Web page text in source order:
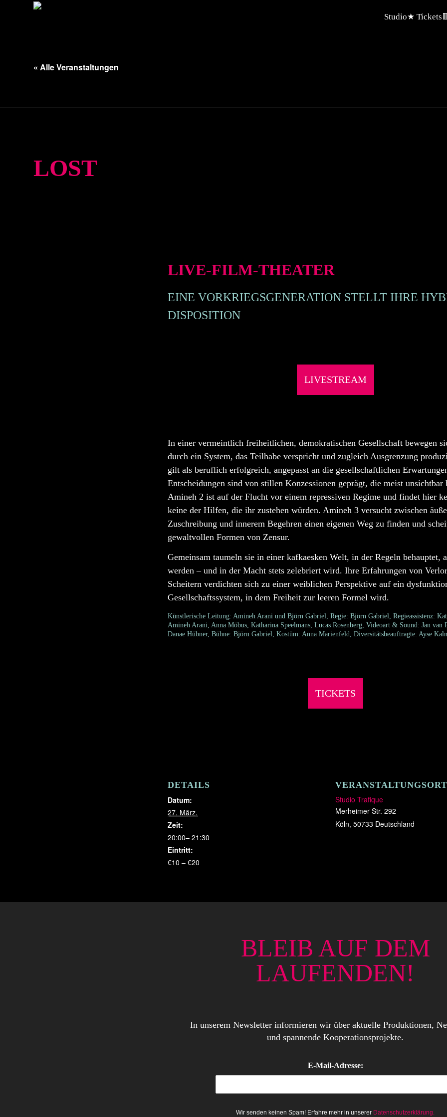
Studio★ Tickets
« Alle Veranstaltungen
LOST
LIVE-FILM-THEATER
EINE VORKRIEGSGENERATION STELLT IHRE
DISPOSITION
LIVESTREAM
In einer vermeintlich freiheitlichen, demokratischen Gesellschaft bewegen
durch ein System, das Teilhabe verspricht und zugleich Ausgrenzung
gilt als beruflich erfolgreich, angepasst an die gesellschaftlichen
Entscheidungen sind von stillen Konzessionen geprägt, die meist unsichtbar
Amineh 2 ist auf der Flucht vor einem repressiven Regime und findet hier
keine der Hilfen, die ihr zustehen würden. Amineh 3 versucht zwischen
Zuschreibung und innerem Begehren einen eigenen Weg zu finden und
gewaltvollen Formen von Zensur.
Gemeinsam taumeln sie in einer kafkaesken Welt, in der Regeln behauptet,
werden – und in der Macht stets zelebriert wird. Ihre Erfahrungen von
Scheitern verdichten sich zu einer weiblichen Perspektive auf ein
Gesellschaftssystem, in dem Freiheit zur leeren Formel wird.
Künstlerische Leitung: Amineh Arani und Björn Gabriel, Regie: Björn Gabriel, Regieassistenz:
Amineh Arani, Anna Möbus, Katharina Speelmans, Lucas Rosenberg, Videoart & Sound: Jan van
Danae Hübner, Bühne: Björn Gabriel, Kostüm: Anna Marienfeld, Diversitätsbeauftragte: Ayse
TICKETS
DETAILS
Datum:
27. März.
Zeit:
20:00– 21:30
Eintritt:
€10 – €20
VERANSTALTUNGSORT
Studio Trafique
Merheimer Str. 292
Köln, 50733 Deutschland
BLEIB AUF DEM
LAUFENDEN!
In unserem Newsletter informieren wir über aktuelle Produktionen,
und spannende Kooperationsprojekte.
E-Mail-Adresse:
Wir senden keinen Spam! Erfahre mehr in unserer Datenschutzerklärung.